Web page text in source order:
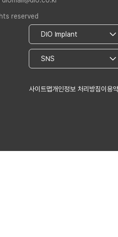
reserved
사이트맵개인정보 처리방침이용